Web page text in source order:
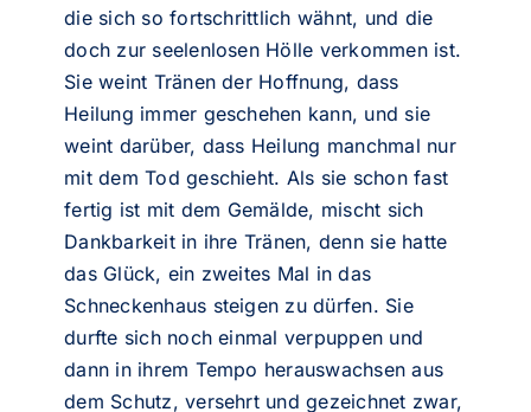
die sich so fortschrittlich wähnt, und die
doch zur seelenlosen Hölle verkommen ist.
Sie weint Tränen der Hoffnung, dass
Heilung immer geschehen kann, und sie
weint darüber, dass Heilung manchmal nur
mit dem Tod geschieht. Als sie schon fast
fertig ist mit dem Gemälde, mischt sich
Dankbarkeit in ihre Tränen, denn sie hatte
das Glück, ein zweites Mal in das
Schneckenhaus steigen zu dürfen. Sie
durfte sich noch einmal verpuppen und
dann in ihrem Tempo herauswachsen aus
dem Schutz, versehrt und gezeichnet zwar,